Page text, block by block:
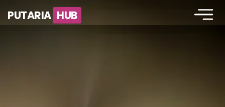
PUTARIA HUB